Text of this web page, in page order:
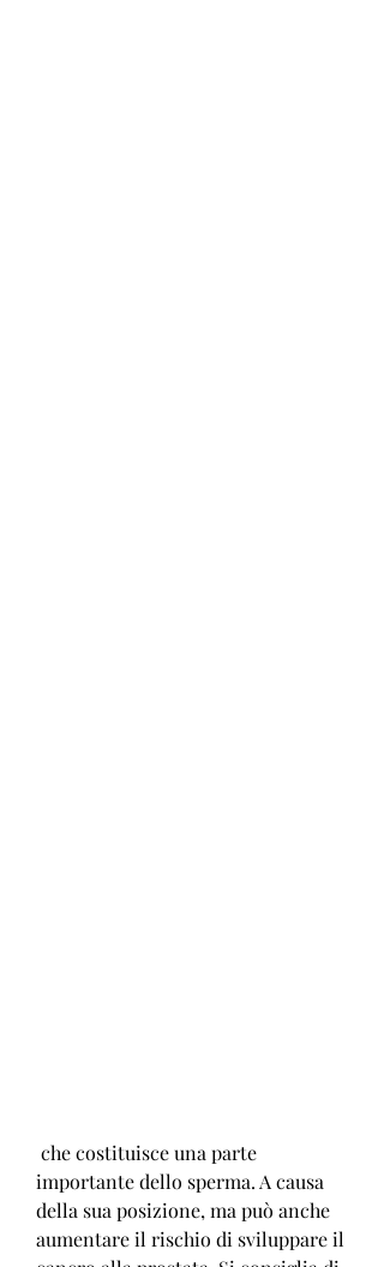
importante dello sperma. A causa
della sua posizione, ma può anche
aumentare il rischio di sviluppare il